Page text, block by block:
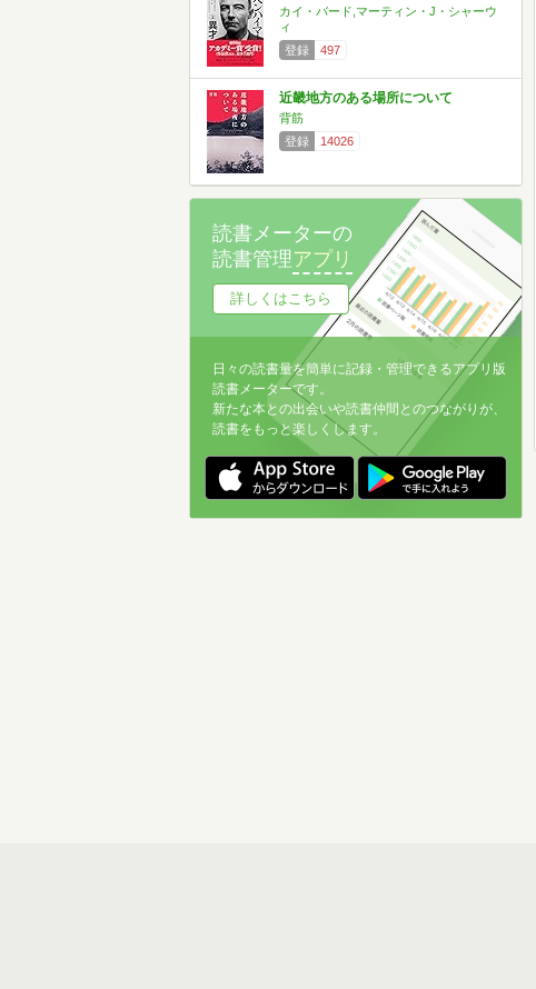
カイ・バード,マーティン・J・シャーウ
ィ
登録
497
近畿地方のある場所について
背筋
登録
14026
読書メーターの
読書管理アプリ
詳しくはこちら
日々の読書量を簡単に記録・管理できるアプリ版
読書メーターです。
新たな本との出会いや読書仲間とのつながりが、
読書をもっと楽しくします。